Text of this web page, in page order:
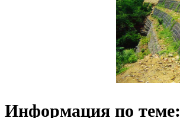
Информация по теме: